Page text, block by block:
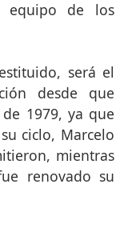
de los
será el
desde que
1979, ya que
ciclo, Marcelo
mientras
renovado su